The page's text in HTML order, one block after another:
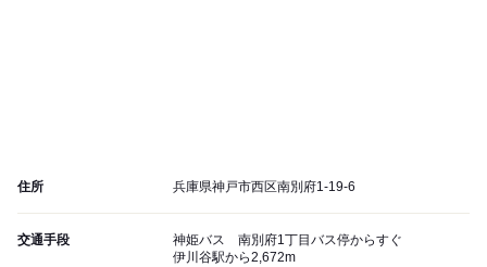
住所 兵庫県神戸市西区南別府1-19-6
交通手段
神姫バス 南別府1丁目バス停からすぐ
伊川谷駅から2,672m